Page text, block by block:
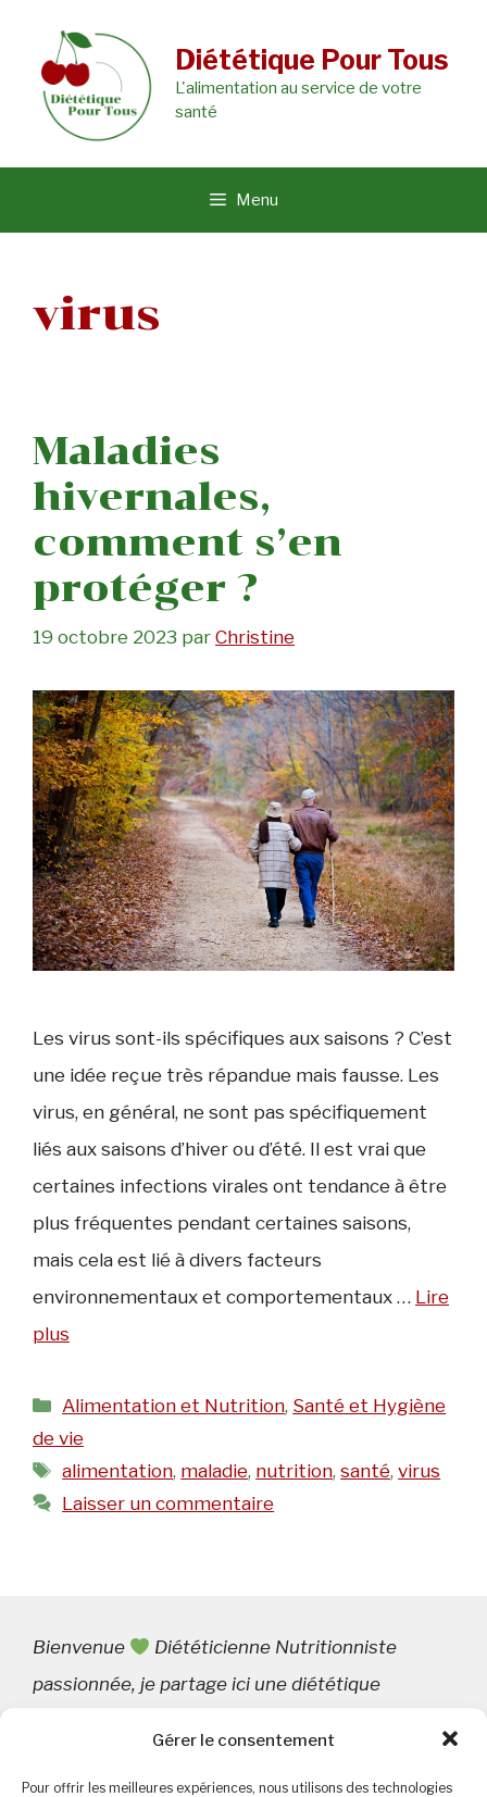
Gérer le consentement
Pour offrir les meilleures expériences, nous utilisons des technologies
contenu
Diététique Pour Tous
L'alimentation au service de votre
santé
Menu
virus
Maladies
hivernales,
comment s’en
protéger ?
19 octobre 2023 par Christine
Les virus sont-ils spécifiques aux saisons ? C’est
une idée reçue très répandue mais fausse. Les
virus, en général, ne sont pas spécifiquement
liés aux saisons d’hiver ou d’été. Il est vrai que
certaines infections virales ont tendance à être
plus fréquentes pendant certaines saisons,
mais cela est lié à divers facteurs
environnementaux et comportementaux … Lire
plus
Catégories
Alimentation et Nutrition, Santé et Hygiène
de vie
Étiquettes
alimentation, maladie, nutrition,santé,virus
Laisser un commentaire
Bienvenue
Diététicienne Nutritionniste
passionnée, je partage ici une diététique